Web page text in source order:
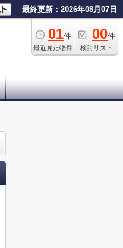
最終更新：2026年08月07日
01件
最近見た物件
00件
検討リスト